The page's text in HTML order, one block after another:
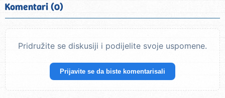
Komentari (0)
Pridružite se diskusiji i podijelite svoje uspomene.
Prijavite se da biste komentarisali